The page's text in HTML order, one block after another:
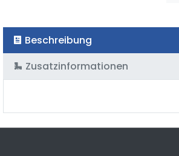
Beschreibung
Zusatzinformationen